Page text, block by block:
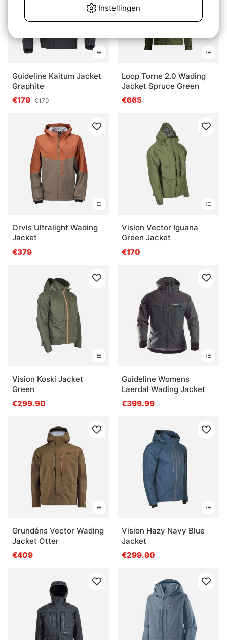
Guideline Kaitum Jacket
Graphite
€179 €179
Loop Torne 2.0 Wading
Jacket Spruce Green
€665
Orvis Ultralight Wading
Jacket
€379
Vision Vector Iguana
Green Jacket
€170
Vision Koski Jacket
Green
€299.90
Guideline Womens
Laerdal Wading Jacket
€399.99
Grundéns Vector Wading
Jacket Otter
€409
Vision Hazy Navy Blue
Jacket
€299.90
Instellingen